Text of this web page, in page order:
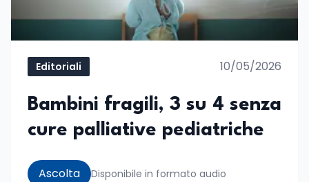
Editoriali 10/05/2026
Bambini fragili, 3 su 4 senza
cure palliative pediatriche
Ascolta Disponibile in formato audio